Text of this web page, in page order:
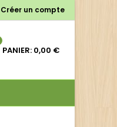
Créer un compte
PANIER 0,00 €